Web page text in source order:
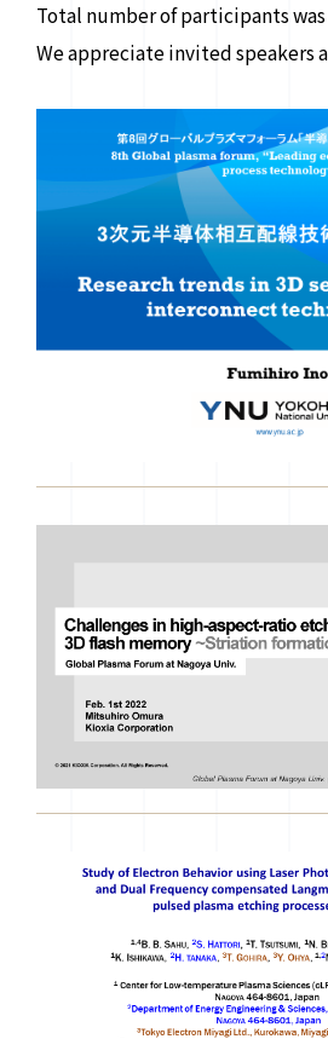
Total number of participants was
We appreciate invited speakers